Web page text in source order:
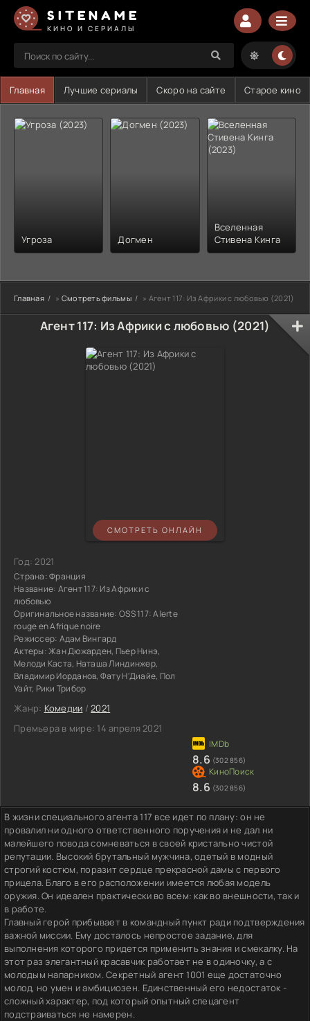
SITENAME
КИНО И СЕРИАЛЫ
Главная Лучшие сериалы Скоро на сайте Старое кино
Угроза Догмен
Вселенная
Стивена Кинга
Главная » Смотреть фильмы » Агент 117: Из Африки с любовью (2021)
Агент 117: Из Африки с любовью (2021)
СМОТРЕТЬ ОНЛАЙН
Год:2021
Страна:Франция
Название: Агент 117: Из Африки с
любовью
Оригинальное название: OSS 117: Alerte
rouge en Afrique noire
Режиссер: Адам Вингард
Актеры:Жан Дюжарден, Пьер Нинэ,
Мелоди Каста, Наташа Линдинжер,
Владимир Иорданов, Фату Н'Диайе, Пол
Уайт, Рики Трибор
Жанр: Комедии /2021
Премьера в мире: 14 апреля 2021
8.6 (302 856)
8.6 (302 856)
В жизни специального агента 117 все идет по плану: он не
провалил ни одного ответственного поручения и не дал ни
малейшего повода сомневаться в своей кристально чистой
репутации. Высокий брутальный мужчина, одетый в модный
строгий костюм, поразит сердце прекрасной дамы с первого
прицела. Благо в его расположении имеется любая модель
оружия. Он идеален практически во всем: как во внешности, так и
в работе.
Главный герой прибывает в командный пункт ради подтверждения
важной миссии. Ему досталось непростое задание, для
выполнения которого придется применить знания и смекалку. На
этот раз элегантный красавчик работает не в одиночку, а с
молодым напарником. Секретный агент 1001 еще достаточно
молод, но умен и амбициозен. Единственный его недостаток -
сложный характер, под который опытный спецагент
подстраиваться не намерен.